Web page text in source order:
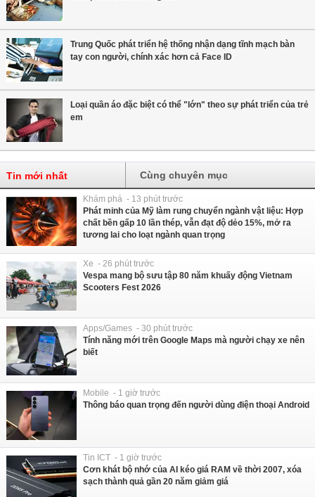
Trung Quốc phát triển hệ thống nhận dạng tĩnh mạch bàn
tay con người, chính xác hơn cả Face ID
Loại quần áo đặc biệt có thể "lớn" theo sự phát triển của trẻ
em
Tin mới nhất Cùng chuyên mục
Khám phá - 13 phút trước
Phát minh của Mỹ làm rung chuyển ngành vật liệu: Hợp
chất bền gấp 10 lần thép, vẫn đạt độ dẻo 15%, mở ra
tương lai cho loạt ngành quan trọng
Xe - 26 phút trước
Vespa mang bộ sưu tập 80 năm khuấy động Vietnam
Scooters Fest 2026
Apps/Games - 30 phút trước
Tính năng mới trên Google Maps mà người chạy xe nên
biết
Mobile - 1 giờ trước
Thông báo quan trọng đến người dùng điện thoại Android
Tin ICT - 1 giờ trước
Cơn khát bộ nhớ của AI kéo giá RAM về thời 2007, xóa
sạch thành quả gần 20 năm giảm giá